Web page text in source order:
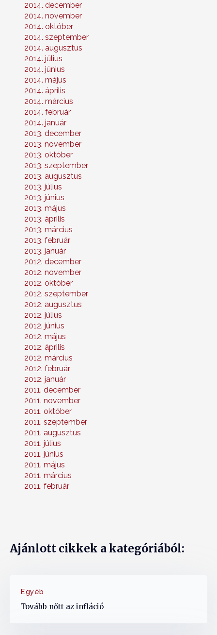
2014. december
2014. november
2014. október
2014. szeptember
2014. augusztus
2014. július
2014. június
2014. május
2014. április
2014. március
2014. február
2014. január
2013. december
2013. november
2013. október
2013. szeptember
2013. augusztus
2013. július
2013. június
2013. május
2013. április
2013. március
2013. február
2013. január
2012. december
2012. november
2012. október
2012. szeptember
2012. augusztus
2012. július
2012. június
2012. május
2012. április
2012. március
2012. február
2012. január
2011. december
2011. november
2011. október
2011. szeptember
2011. augusztus
2011. július
2011. június
2011. május
2011. március
2011. február
Ajánlott cikkek a kategóriából:
Egyéb
Tovább nőtt az infláció